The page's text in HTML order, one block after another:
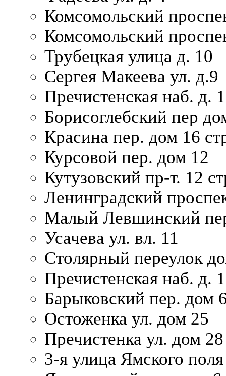
Комсомольский
Комсомольский
Трубецкая улица д. 10
Сергея Макеева ул. д.9
Пречистенская наб. д.
Борисоглебский пер
Красина пер. дом 16
Курсовой пер. дом 12
Кутузовский пр-т. 12
Ленинградский
Малый Левшинский
Усачева ул. вл. 11
Столярный переулок
Пречистенская наб. д.
Барыковский пер. дом
Остоженка ул. дом 25
Пречистенка ул. дом 28
3-я улица Ямского